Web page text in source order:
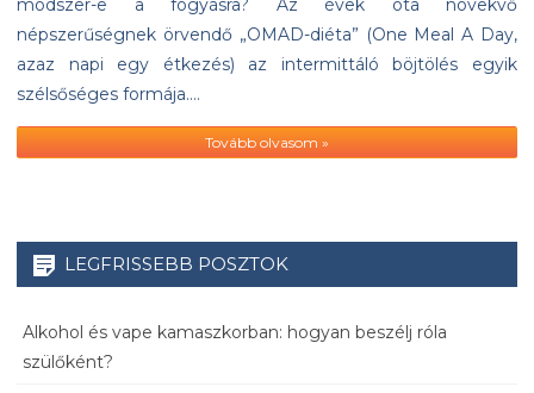
módszer-e a fogyásra? Az évek óta növekvő
népszerűségnek örvendő „OMAD-diéta” (One Meal A Day,
azaz napi egy étkezés) az intermittáló böjtölés egyik
szélsőséges formája….
Tovább olvasom »
LEGFRISSEBB POSZTOK
Alkohol és vape kamaszkorban: hogyan beszélj róla
szülőként?